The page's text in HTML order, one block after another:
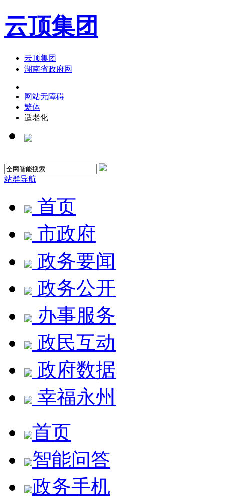
云顶集团
云顶集团
湖南省政府网
网站无障碍
繁体
适老化
站群导航
首页
市政府
政务要闻
政务公开
办事服务
政民互动
政府数据
幸福永州
首页
智能问答
政务手机